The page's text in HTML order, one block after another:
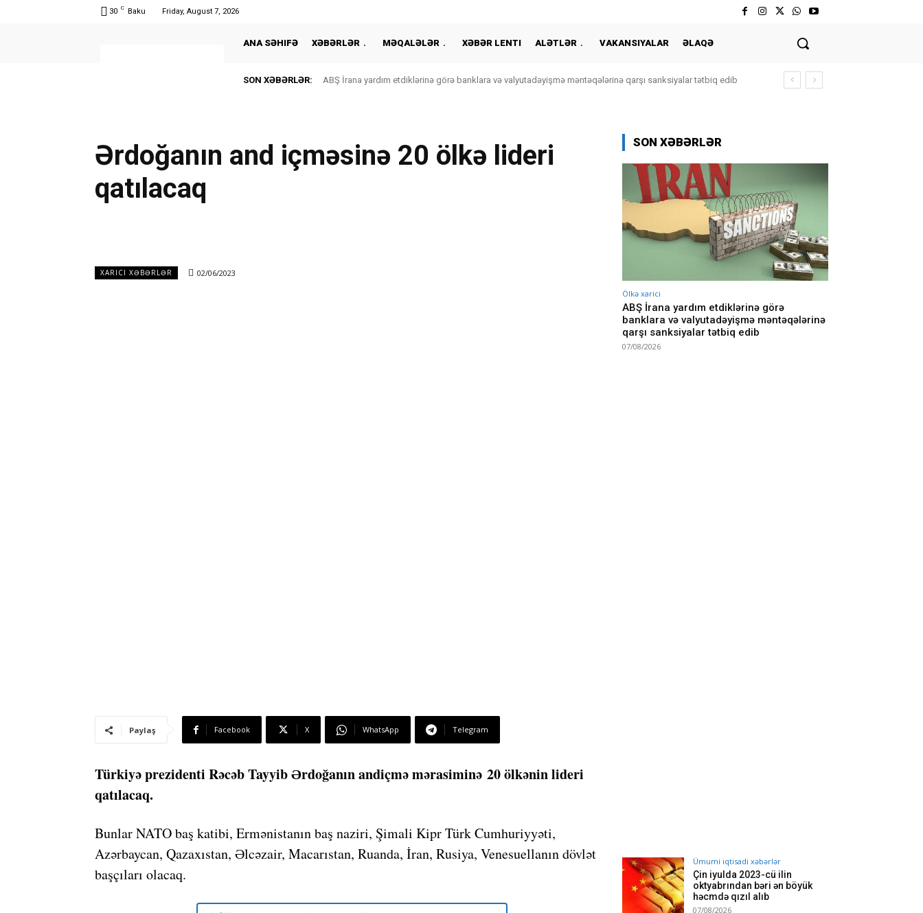
30 C Baku Friday, August 7, 2026
ANA SƏHIFƏ XƏBƏRLƏR MƏQALƏLƏR XƏBƏR LENTI ALƏTLƏR VAKANSIYALAR ƏLAQƏ
SON XƏBƏRLƏR: ABŞ İrana yardım etdiklərinə görə banklara və valyutadəyişmə məntəqələrinə qarşı sanksiyalar tətbiq edib
Ərdoğanın and içməsinə 20 ölkə lideri
qatılacaq
XARICI XƏBƏRLƏR 02/06/2023
Paylaş Facebook X WhatsApp Telegram
Türkiyə prezidenti Rəcəb Tayyib Ərdoğanın andiçmə mərasiminə 20 ölkənin lideri
qatılacaq.
Bunlar NATO baş katibi, Ermənistanın baş naziri, Şimali Kipr Türk Cumhuriyyəti,
Azərbaycan, Qazaxıstan, Əlcəzair, Macarıstan, Ruanda, İran, Rusiya, Venesuellanın dövlət
başçıları olacaq.
SON XƏBƏRLƏR
Ölkə xarici
ABŞ İrana yardım etdiklərinə görə
banklara və valyutadəyişmə məntəqələrinə
qarşı sanksiyalar tətbiq edib
07/08/2026
Ümumi iqtisadi xəbərlər
Çin iyulda 2023-cü ilin
oktyabrından bəri ən böyük
həcmdə qızıl alıb
07/08/2026